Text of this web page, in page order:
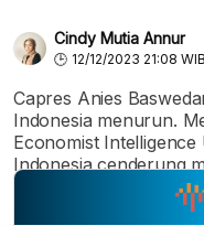
Cindy Mutia Annur
12/12/2023 21:08 WIB
Capres Anies
Indonesia menurun.
Economist
Indonesia cenderung